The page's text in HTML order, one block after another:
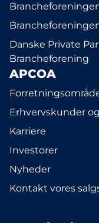
Danske Private
Brancheforening
APCOA
Erhvervskunder
Karriere
Investorer
Nyheder
Kontakt vores